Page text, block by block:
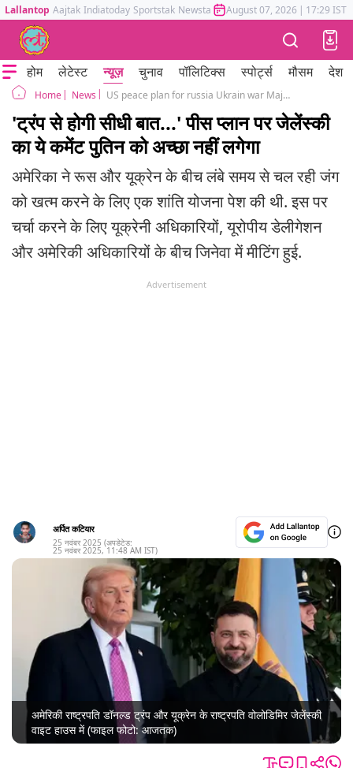
Lallantop Aajtak Indiatoday Sportstak Newstak Mumbai Tak Astrotak
August 07, 2026 | 17:29 IST
होम लेटेस्ट न्यूज़ चुनाव पॉलिटिक्स स्पोर्ट्स मौसम देश
Home News US peace plan for russia Ukrain war Major changes Zelensky talk to donald Trump
'ट्रंप से होगी सीधी बात...' पीस प्लान पर जेलेंस्की
का ये कमेंट पुतिन को अच्छा नहीं लगेगा
अमेरिका ने रूस और यूक्रेन के बीच लंबे समय से चल रही जंग
को खत्म करने के लिए एक शांति योजना पेश की थी. इस पर
चर्चा करने के लिए यूक्रेनी अधिकारियों, यूरोपीय डेलीगेशन
और अमेरिकी अधिकारियों के बीच जिनेवा में मीटिंग हुई.
Advertisement
अर्पित कटियार
25 नवंबर 2025 (अपडेटेड:
25 नवंबर 2025, 11:48 AM IST)
अमेरिकी राष्ट्रपति डॉनल्ड ट्रंप और यूक्रेन के राष्ट्रपति वोलोडिमिर जेलेंस्की
वाइट हाउस में (फाइल फोटो: आजतक)